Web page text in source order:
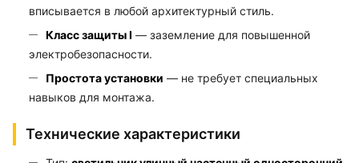
вписывается в любой архитектурный стиль.
Класс защиты I — заземление для повышенной
электробезопасности.
Простота установки — не требует специальных
навыков для монтажа.
Технические характеристики